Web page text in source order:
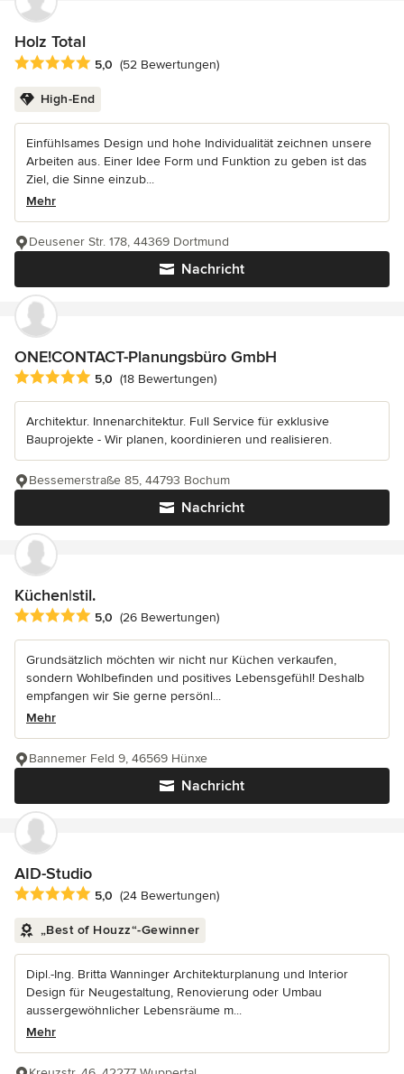
Holz Total
Durchschnittliche Bewertung: 5 von 5 Sternen
5,0 (52 Bewertungen)
High-End
Einfühlsames Design und hohe Individualität zeichnen unsere
Arbeiten aus. Einer Idee Form und Funktion zu geben ist das
Ziel, die Sinne einzub...
Mehr
Nachricht
Deusener Str. 178, 44369 Dortmund
ONE!CONTACT-Planungsbüro GmbH
Durchschnittliche Bewertung: 5 von 5 Sternen
5,0 (18 Bewertungen)
Architektur. Innenarchitektur. Full Service für exklusive
Bauprojekte - Wir planen, koordinieren und realisieren.
Nachricht
Bessemerstraße 85, 44793 Bochum
Küchen|stil.
Durchschnittliche Bewertung: 5 von 5 Sternen
5,0 (26 Bewertungen)
Grundsätzlich möchten wir nicht nur Küchen verkaufen,
sondern Wohlbefinden und positives Lebensgefühl! Deshalb
empfangen wir Sie gerne persönl...
Mehr
Nachricht
Bannemer Feld 9, 46569 Hünxe
AID-Studio
Durchschnittliche Bewertung: 5 von 5 Sternen
5,0 (24 Bewertungen)
„Best of Houzz“-Gewinner
Dipl.-Ing. Britta Wanninger Architekturplanung und Interior
Design für Neugestaltung, Renovierung oder Umbau
aussergewöhnlicher Lebensräume m...
Mehr